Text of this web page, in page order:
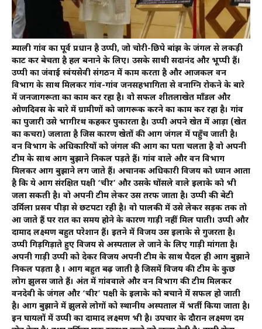
म्याली गांव का पूर्व प्रधान है उप्पी, जो चोरी-छिपे बांझ के जंगल से लकड़ी
काट कर बेचता है हल बनाने के लिए। उसके साथी सदानंद और भूप्पी हैं।
उप्पी का जंवाई स्वंयसेवी संगठन में काम करता है और आजकल वन
विभाग के साथ मिलकर गांव-गांव जनसहभागिता से वनाग्नि रोकने के बारे
में जनजागरूता का काम कर रहा है। वो सफल शीतलाखेत मॉंडल और
ओणदिवस के बारे में ग्रामीणों को जागरूक करने का काम कर रहा है। गांव
का पुजारी उसे भागीरथ कहकर पुकारता है। उप्पी अपने खेत में आड़ा (खेत
का कचरा) जलाता है जिस कारण खेतों की आग जंगल में पहुॅंच जाती है।
वन विभाग के अधिकारियों को जंगल की आग का पता चलता है वो अपनी
टीम के साथ आग बुझाने निकल पड़ते हैं। गांव वाले और वन विभाग
मिलकर आग बुझाने लग जाते हैं। अचानक अधिकारी विजय को ध्यान आता
है कि ये आग संरक्षित पक्षी ‘चीर’ और उसके घोंसले वाले इलाके को भी
जला सकती है। वो अपनी टीम लेकर उस तरफ जाता है। उप्पी की बेटी
उर्मिला प्रसव पीड़ा से छटपटा रही है। वो पालकी में उसे लेकर सड़क तक तो
आ जाते हैं पर रात का समय होने के कारण गाड़ी नहीं मिल पाती। उप्पी और
दामाद लक्ष्मण बहुत परेशान हैं। इतने में विजय उस इलाके से गुजरता है।
उप्पी गिड़गिड़ाते हुए विजय से अस्पताल ले जाने के लिए गाड़ी मांगता है।
अपनी गाड़ी उप्पी को देकर विजय अपनी टीम के साथ पैदल ही आग बुझाने
निकल पड़ता है । आग बहुत बढ़ जाती है जिसमें विजय की टीम के कुछ
लोग झुलस जाते हैं। अंत में गांववाले और वन विभाग की टीम मिलकर
वनदेवी के जंगल और ‘चीर’ पक्षी के इलाके को बचाने में सफल हो जाती
है। आग बुझाने में झुलसे लोगों को स्थानीय अस्पताल में भर्ती किया जाता है।
इन घायलों में उप्पी का दामाद लक्ष्मण भी है। उपचार के दौरान लक्ष्मण दम